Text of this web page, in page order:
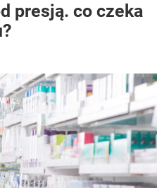
presją. co czeka